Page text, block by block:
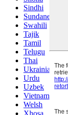
Sindhi
Sundanese
Swahili
Tajik
Tamil
Telugu
Thai
Ukrainian
Urdu
Uzbek
Vietnamese
Welsh
Xhosa